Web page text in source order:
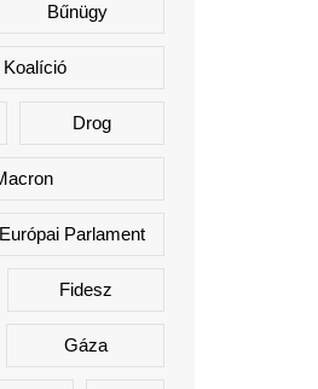
Bűnügy
Drog
Európai Parlament
Fidesz
Gáza